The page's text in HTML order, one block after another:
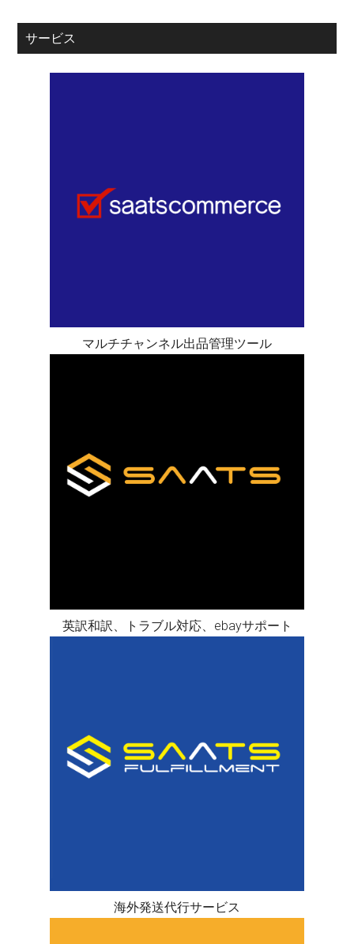
サービス
マルチチャンネル出品管理ツール
英訳和訳、トラブル対応、ebayサポート
海外発送代行サービス